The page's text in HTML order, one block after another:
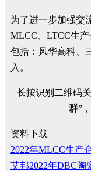
为了进一步加强交
MLCC、LTCC生
包括：风华高科、
入。
长按识别二维码
群”
资料下载
2022年MLCC生产
艾邦2022年DBC陶